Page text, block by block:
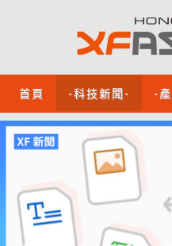
首頁 -科技新聞- -